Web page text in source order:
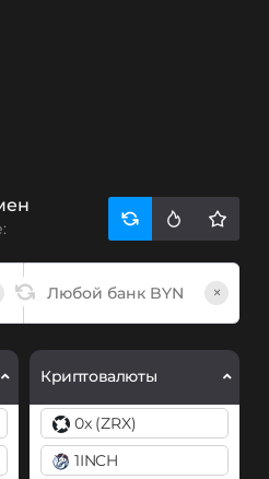
×
Криптовалюты
0x (ZRX)
1INCH